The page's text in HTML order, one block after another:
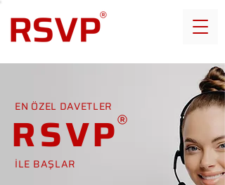
EN ÖZEL DAVETLER
RSVP
İLE BAŞLAR